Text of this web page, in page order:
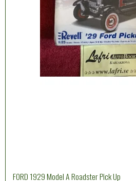
FORD 1929 Model A Roadster Pick Up